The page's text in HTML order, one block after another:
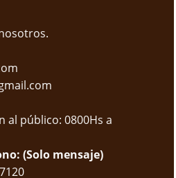
al público: 0800Hs a
(Solo mensaje)